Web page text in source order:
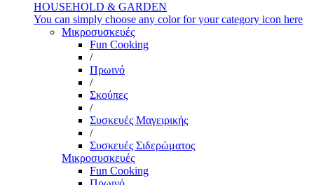
HOUSEHOLD & GARDEN
You can simply choose any color for your category icon here
Μικροσυσκευές
Fun Cooking
/
Πρωινό
/
Σκούπες
/
Συσκευές Μαγειρικής
/
Συσκευές Σιδερώματος
Μικροσυσκευές
Fun Cooking